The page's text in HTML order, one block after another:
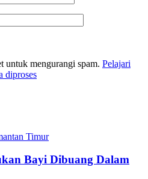
untuk mengurangi spam. Pelajari
diproses
Timur
Bayi Dibuang Dalam